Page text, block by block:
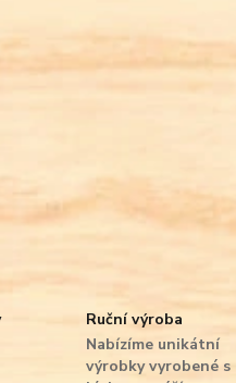
Ruční výroba
Nabízíme unikátní
výrobky vyrobené s